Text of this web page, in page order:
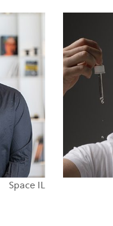
כל
Space IL